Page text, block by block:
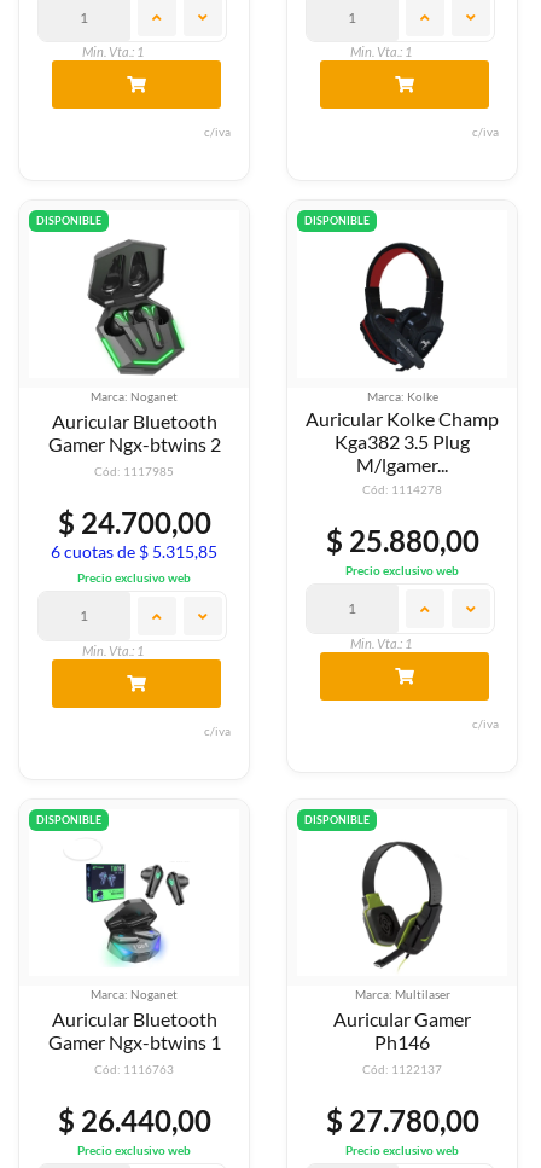
Min. Vta.: 1
c/iva
Min. Vta.: 1
c/iva
DISPONIBLE
Marca: Noganet
Auricular Bluetooth
Gamer Ngx-btwins 2
Cód: 1117985
$ 24.700,00
6 cuotas de $ 5.315,85
Precio exclusivo web
Min. Vta.: 1
c/iva
DISPONIBLE
Marca: Kolke
Auricular Kolke Champ
Kga382 3.5 Plug
M/lgamer...
Cód: 1114278
$ 25.880,00
Precio exclusivo web
Min. Vta.: 1
c/iva
DISPONIBLE
Marca: Noganet
Auricular Bluetooth
Gamer Ngx-btwins 1
Cód: 1116763
$ 26.440,00
Precio exclusivo web
DISPONIBLE
Marca: Multilaser
Auricular Gamer
Ph146
Cód: 1122137
$ 27.780,00
Precio exclusivo web